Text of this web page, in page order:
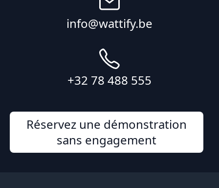
info@wattify.be
+32 78 488 555
Réservez une démonstration
sans engagement